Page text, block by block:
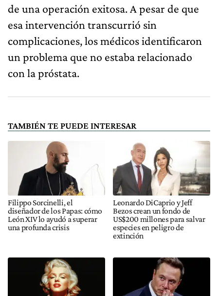
de una operación exitosa. A pesar de que
esa intervención transcurrió sin
complicaciones, los médicos identificaron
un problema que no estaba relacionado
con la próstata.
TAMBIÉN TE PUEDE INTERESAR
Filippo Sorcinelli, el
diseñador de los Papas: cómo
León XIV lo ayudó a superar
una profunda crisis
Leonardo DiCaprio y Jeff
Bezos crean un fondo de
US$200 millones para salvar
especies en peligro de
extinción